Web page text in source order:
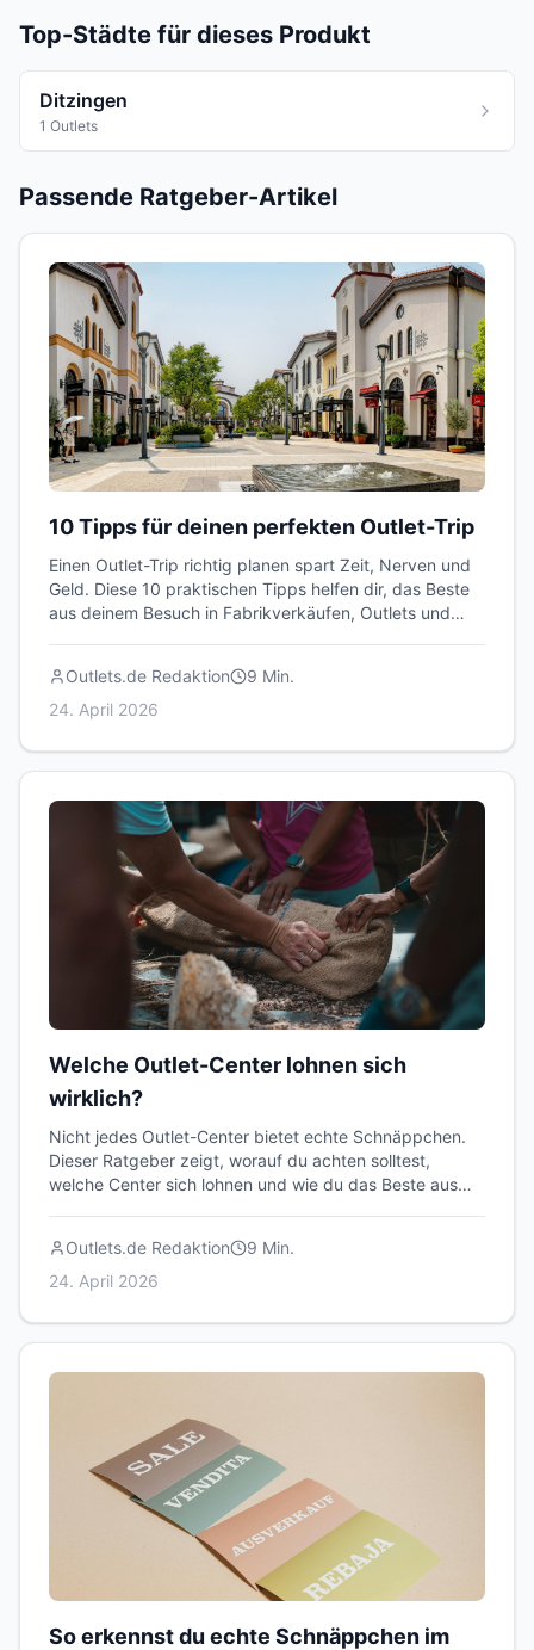
Top-Städte für dieses Produkt
Ditzingen
1 Outlets
Passende Ratgeber-Artikel
10 Tipps für deinen perfekten Outlet-Trip
Einen Outlet-Trip richtig planen spart Zeit, Nerven und
Geld. Diese 10 praktischen Tipps helfen dir, das Beste
aus deinem Besuch in Fabrikverkäufen, Outlets und
Outlets.de Redaktion
9 Min.
24. April 2026
Welche Outlet-Center lohnen sich
wirklich?
Nicht jedes Outlet-Center bietet echte Schnäppchen.
Dieser Ratgeber zeigt, worauf du achten solltest,
welche Center sich lohnen und wie du das Beste aus
Outlets.de Redaktion
9 Min.
24. April 2026
So erkennst du echte Schnäppchen im